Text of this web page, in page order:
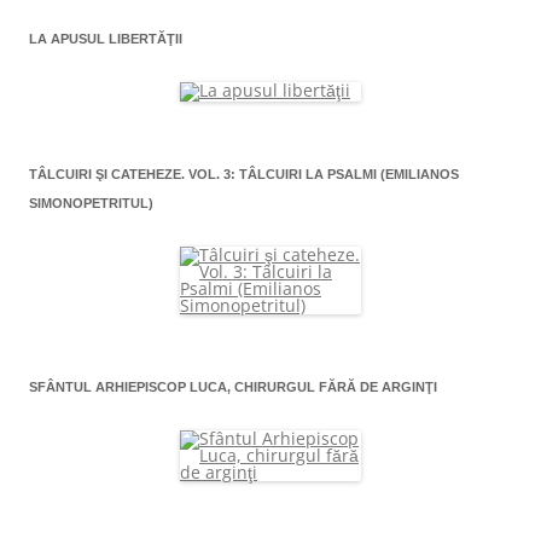
LA APUSUL LIBERTĂŢII
TÂLCUIRI ŞI CATEHEZE. VOL. 3: TÂLCUIRI LA PSALMI (EMILIANOS
SIMONOPETRITUL)
SFÂNTUL ARHIEPISCOP LUCA, CHIRURGUL FĂRĂ DE ARGINŢI